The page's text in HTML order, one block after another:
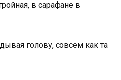
в сарафане в
голову, совсем как та